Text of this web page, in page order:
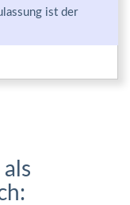
ist der